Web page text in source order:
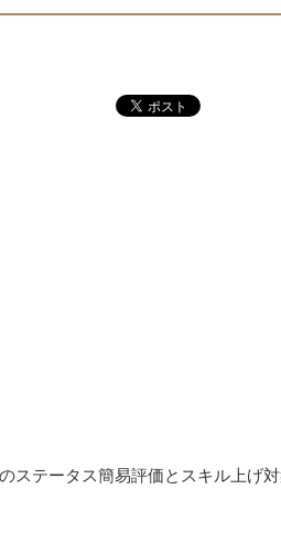
テータス簡易評価とスキル上げ対